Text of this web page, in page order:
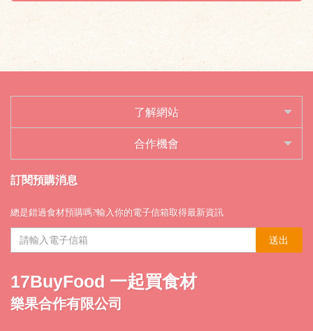
了解網站
合作機會
訂閱預購消息
總是錯過食材預購嗎?輸入你的電子信箱取得最新資訊
送出
17BuyFood 一起買食材
樂果合作有限公司